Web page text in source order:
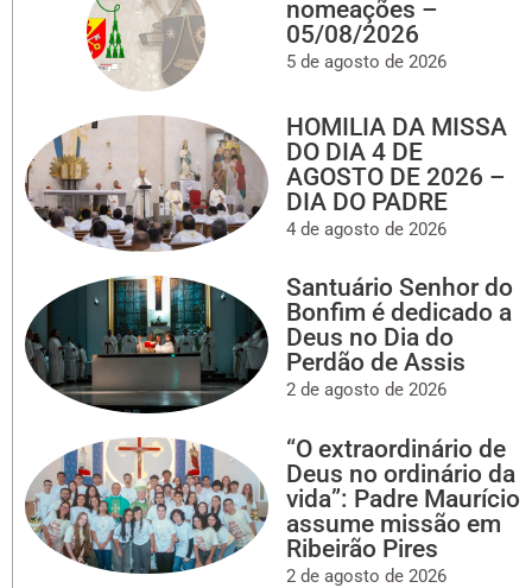
nomeações –
05/08/2026
5 de agosto de 2026
HOMILIA DA MISSA
DO DIA 4 DE
AGOSTO DE 2026 –
DIA DO PADRE
4 de agosto de 2026
Santuário Senhor do
Bonfim é dedicado a
Deus no Dia do
Perdão de Assis
2 de agosto de 2026
“O extraordinário de
Deus no ordinário da
vida”: Padre Maurício
assume missão em
Ribeirão Pires
2 de agosto de 2026